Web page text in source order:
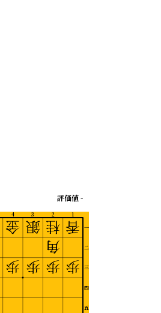
1
2
3
4
一
二
三
四
五
評価値 -
香
歩
桂
角
歩
銀
歩
金
歩